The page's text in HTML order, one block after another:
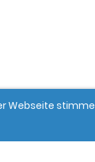
Webseite